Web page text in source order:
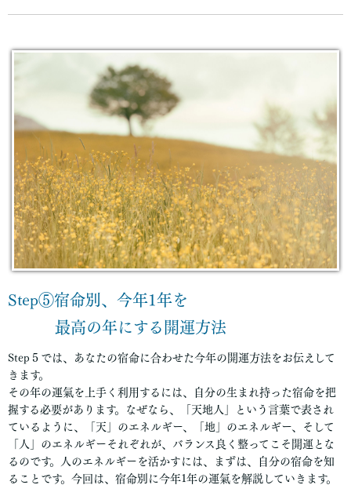
Step⑤宿命別、今年1年を
最高の年にする開運方法
Step５では、あなたの宿命に合わせた今年の開運方法をお伝えして
きます。
その年の運氣を上手く利用するには、自分の生まれ持った宿命を把
握する必要があります。なぜなら、「天地人」という言葉で表され
ているように、「天」のエネルギー、「地」のエネルギー、そして
「人」のエネルギーそれぞれが、バランス良く整ってこそ開運とな
るのです。人のエネルギーを活かすには、まずは、自分の宿命を知
ることです。今回は、宿命別に今年1年の運氣を解説していきます。